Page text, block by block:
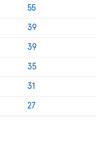
55
39
39
35
31
27